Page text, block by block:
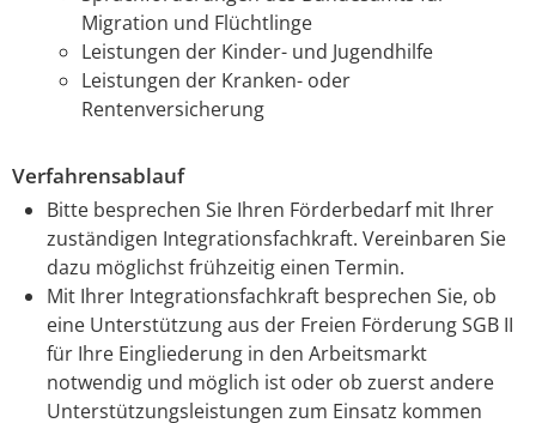
Migration und Flüchtlinge
Leistungen der Kinder- und Jugendhilfe
Leistungen der Kranken- oder
Rentenversicherung
Verfahrensablauf
Bitte besprechen Sie Ihren Förderbedarf mit Ihrer
zuständigen Integrationsfachkraft. Vereinbaren Sie
dazu möglichst frühzeitig einen Termin.
Mit Ihrer Integrationsfachkraft besprechen Sie, ob
eine Unterstützung aus der Freien Förderung SGB II
für Ihre Eingliederung in den Arbeitsmarkt
notwendig und möglich ist oder ob zuerst andere
Unterstützungsleistungen zum Einsatz kommen